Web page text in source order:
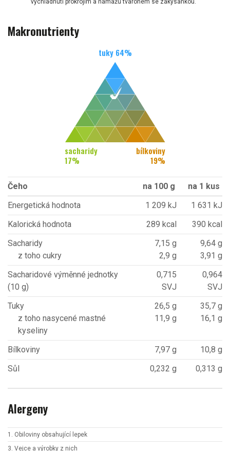
vychladnutí prokrojím a namažu tvarohem se zakysankou.
Makronutrienty
tuky 64%
sacharidy
17%
bílkoviny
19%
Čeho na 100 g
na 1 kus
Energetická hodnota
1 209 kJ
1 631 kJ
Kalorická hodnota
289 kcal
390 kcal
Sacharidy
z toho cukry
7,15 g
2,9 g
9,64 g
3,91 g
Sacharidové výměnné jednotky
(10 g)
0,715
SVJ
0,964
SVJ
Tuky
z toho nasycené mastné
kyseliny
26,5 g
11,9 g
35,7 g
16,1 g
Bílkoviny 7,97 g
10,8 g
Sůl
0,232 g 0,313 g
Alergeny
1. Obiloviny obsahující lepek
3. Vejce a výrobky z nich